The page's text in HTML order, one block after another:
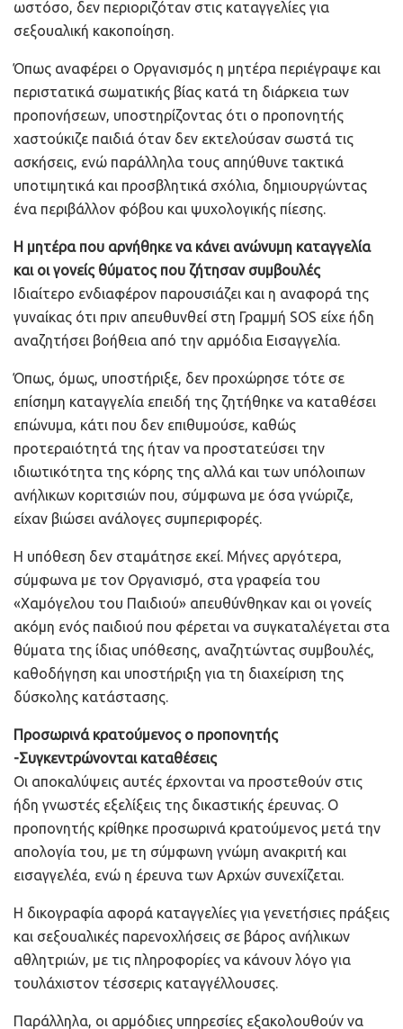
ωστόσο, δεν περιοριζόταν στις καταγγελίες για
σεξουαλική κακοποίηση.
Όπως αναφέρει ο Οργανισμός η μητέρα περιέγραψε και
περιστατικά σωματικής βίας κατά τη διάρκεια των
προπονήσεων, υποστηρίζοντας ότι ο προπονητής
χαστούκιζε παιδιά όταν δεν εκτελούσαν σωστά τις
ασκήσεις, ενώ παράλληλα τους απηύθυνε τακτικά
υποτιμητικά και προσβλητικά σχόλια, δημιουργώντας
ένα περιβάλλον φόβου και ψυχολογικής πίεσης.
Η μητέρα που αρνήθηκε να κάνει ανώνυμη καταγγελία
και οι γονείς θύματος που ζήτησαν συμβουλές
Ιδιαίτερο ενδιαφέρον παρουσιάζει και η αναφορά της
γυναίκας ότι πριν απευθυνθεί στη Γραμμή SOS είχε ήδη
αναζητήσει βοήθεια από την αρμόδια Εισαγγελία.
Όπως, όμως, υποστήριξε, δεν προχώρησε τότε σε
επίσημη καταγγελία επειδή της ζητήθηκε να καταθέσει
επώνυμα, κάτι που δεν επιθυμούσε, καθώς
προτεραιότητά της ήταν να προστατεύσει την
ιδιωτικότητα της κόρης της αλλά και των υπόλοιπων
ανήλικων κοριτσιών που, σύμφωνα με όσα γνώριζε,
είχαν βιώσει ανάλογες συμπεριφορές.
Η υπόθεση δεν σταμάτησε εκεί. Μήνες αργότερα,
σύμφωνα με τον Οργανισμό, στα γραφεία του
«Χαμόγελου του Παιδιού» απευθύνθηκαν και οι γονείς
ακόμη ενός παιδιού που φέρεται να συγκαταλέγεται στα
θύματα της ίδιας υπόθεσης, αναζητώντας συμβουλές,
καθοδήγηση και υποστήριξη για τη διαχείριση της
δύσκολης κατάστασης.
Προσωρινά κρατούμενος ο προπονητής
-Συγκεντρώνονται καταθέσεις
Οι αποκαλύψεις αυτές έρχονται να προστεθούν στις
ήδη γνωστές εξελίξεις της δικαστικής έρευνας. Ο
προπονητής κρίθηκε προσωρινά κρατούμενος μετά την
απολογία του, με τη σύμφωνη γνώμη ανακριτή και
εισαγγελέα, ενώ η έρευνα των Αρχών συνεχίζεται.
Η δικογραφία αφορά καταγγελίες για γενετήσιες πράξεις
και σεξουαλικές παρενοχλήσεις σε βάρος ανήλικων
αθλητριών, με τις πληροφορίες να κάνουν λόγο για
τουλάχιστον τέσσερις καταγγέλλουσες.
Παράλληλα, οι αρμόδιες υπηρεσίες εξακολουθούν να